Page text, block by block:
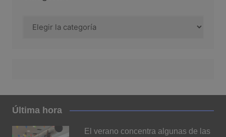
Última hora
El verano concentra algunas de las